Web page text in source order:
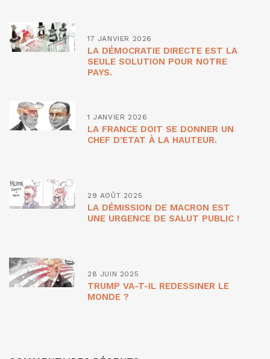
17 JANVIER 2026
LA DÉMOCRATIE DIRECTE EST LA
SEULE SOLUTION POUR NOTRE
PAYS.
1 JANVIER 2026
LA FRANCE DOIT SE DONNER UN
CHEF D’ETAT À LA HAUTEUR.
29 AOÛT 2025
LA DÉMISSION DE MACRON EST
UNE URGENCE DE SALUT PUBLIC !
28 JUIN 2025
TRUMP VA-T-IL REDESSINER LE
MONDE ?